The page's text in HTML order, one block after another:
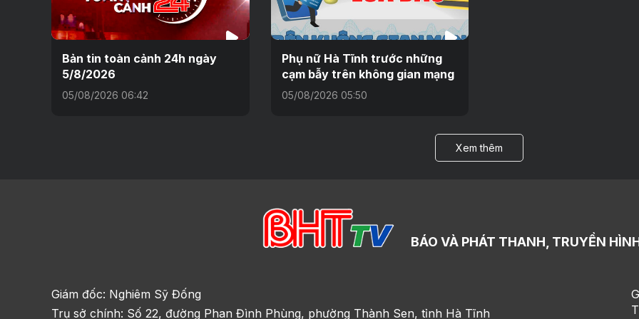
Bản tin toàn cảnh 24h ngày
5/8/2026
05/08/2026 06:42
Phụ nữ Hà Tĩnh trước những
cạm bẫy trên không gian mạng
05/08/2026 05:50
Xem thêm
BÁO VÀ PHÁT THANH, TRUYỀN
Giám đốc: Nghiêm Sỹ Đống
Trụ sở chính: Số 22, đường Phan Đình Phùng, phường Thành Sen, tỉnh Hà Tĩnh